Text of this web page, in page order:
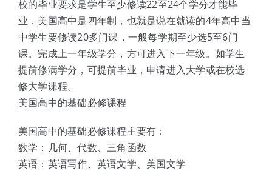
校的毕业要求是学生至少修读22至24个学分才能毕
业，美国高中是四年制，也就是说在就读的4年高中当
中学生要修读20多门课，一般每学期至少选5至6门
课。完成上一年级学分，方可进入下一年级。如学生
提前修满学分，可提前毕业，申请进入大学或在校选
修大学课程。
美国高中的基础必修课程
美国高中的基础必修课程主要有：
数学：几何、代数、三角函数
英语：英语写作、英语文学、美国文学